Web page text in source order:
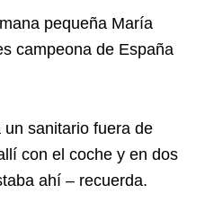
pequeña María
campeona de España
sanitario fuera de
con el coche y en dos
ahí – recuerda.